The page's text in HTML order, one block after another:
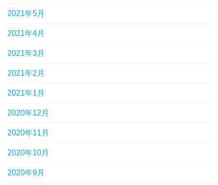
2021年5月
2021年4月
2021年3月
2021年2月
2021年1月
2020年12月
2020年11月
2020年10月
2020年9月